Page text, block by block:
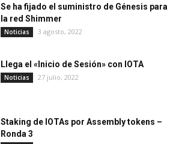
Se ha fijado el suministro de Génesis para
la red Shimmer
Noticias 3 agosto, 2022
Llega el «Inicio de Sesión» con IOTA
Noticias 27 julio, 2022
Staking de IOTAs por Assembly tokens –
Ronda 3